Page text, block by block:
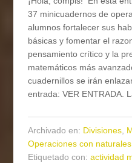
37 minicuadernos de
alumnos fortalecer sus
básicas y fomentar el
pensamiento crítico y la
matemáticos más
cuadernillos se irán
entrada: VER ENTRADA.
Archivado en: Divisiones,
Operaciones con naturales
Etiquetado con:actividad